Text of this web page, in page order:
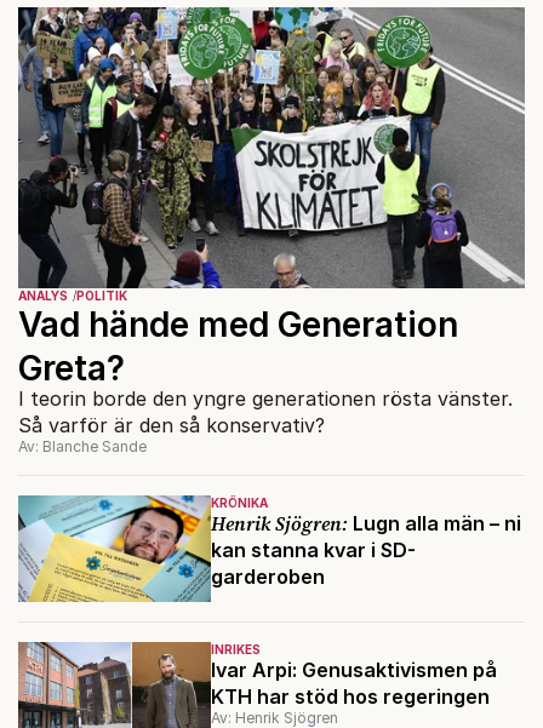
KRÖNIKA
Henrik Sjögren: Lugn alla män – ni
kan stanna kvar i SD-
garderoben
INRIKES
Ivar Arpi: Genusaktivismen på
KTH har stöd hos regeringen
Av: Henrik Sjögren
ANALYS POLITIK
Vad hände med Generation
Greta?
I teorin borde den yngre generationen rösta vänster.
Så varför är den så konservativ?
Av: Blanche Sande